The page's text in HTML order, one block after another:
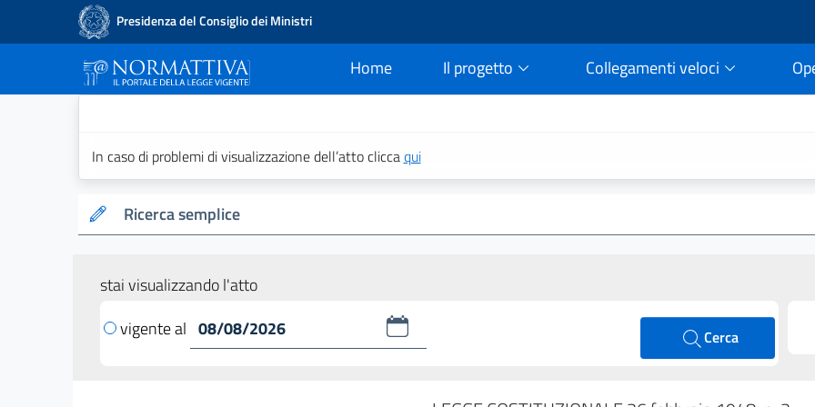
Presidenza del Consiglio dei Ministri
Home
current Il progetto Collegamenti veloci
In caso di problemi di visualizzazione dell’atto cliccaqui
Ricerca semplice
stai visualizzando l'atto
vigente al
Cerca